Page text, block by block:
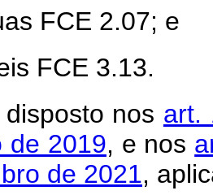
FCE 2.07; e
FCE 3.13.
nos art.
de 2019, e nos
de 2021,